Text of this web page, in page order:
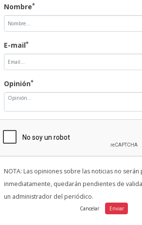
Nombre*
E-mail*
Opinión*
NOTA: Las opiniones sobre las noticias no serán
inmediatamente, quedarán pendientes de
un administrador del periódico.